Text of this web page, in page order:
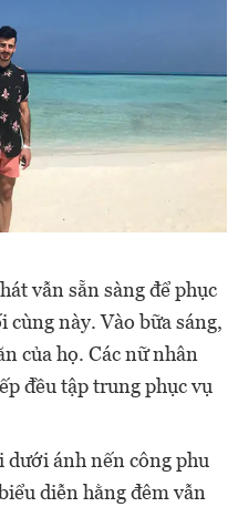
vẫn sẵn sàng để phục
cùng này. Vào bữa sáng,
của họ. Các nữ nhân
đều tập trung phục vụ
dưới ánh nến công phu
diễn hằng đêm vẫn